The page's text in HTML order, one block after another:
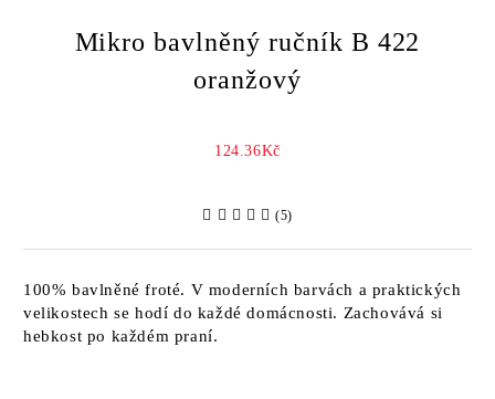
Mikro bavlněný ručník B 422
oranžový
124.36Kč
(5)
100% bavlněné froté. V moderních barvách a praktických
velikostech se hodí do každé domácnosti. Zachovává si
hebkost po každém praní.